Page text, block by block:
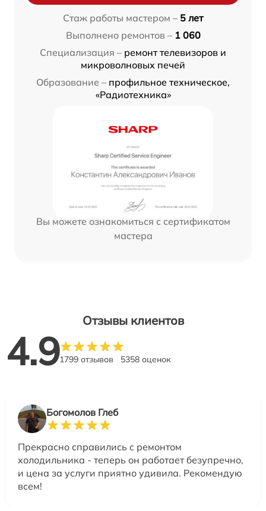
Стаж работы мастером – 5 лет
Выполнено ремонтов – 1 060
Специализация – ремонт телевизоров и
микроволновых печей
Образование – профильное техническое,
«Радиотехника»
Вы можете ознакомиться с сертификатом
мастера
Отзывы клиентов
4.91799 отзывов 5358 оценок
Богомолов Глеб
Прекрасно справились с ремонтом
холодильника - теперь он работает безупречно,
и цена за услуги приятно удивила. Рекомендую
всем!